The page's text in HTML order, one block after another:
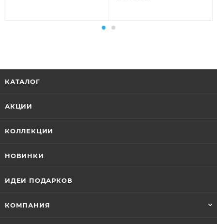
КАТАЛОГ
АКЦИИ
КОЛЛЕКЦИИ
НОВИНКИ
ИДЕИ ПОДАРКОВ
КОМПАНИЯ